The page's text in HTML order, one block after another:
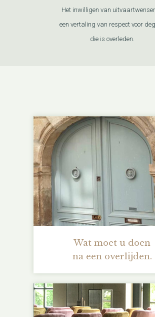
Het inwilligen van
een vertaling van respect voor
die is overleden.
Wat moet u doen
na een overlijden.